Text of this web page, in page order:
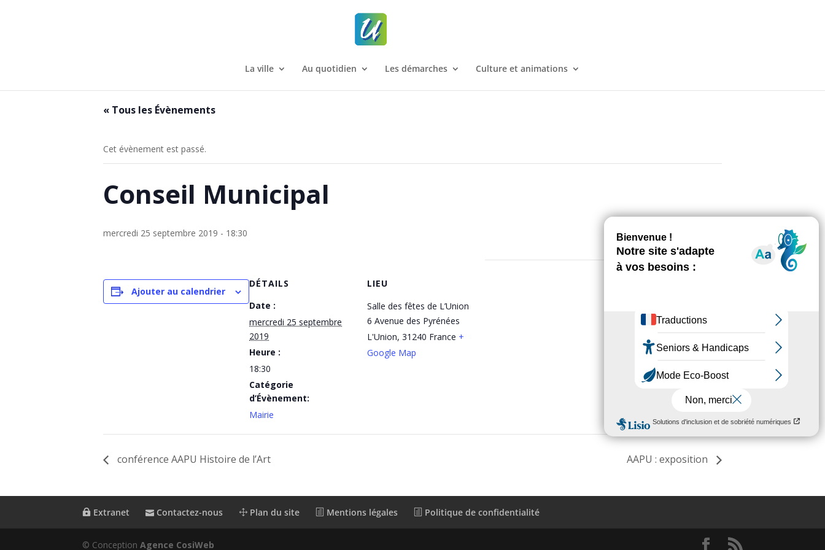
La ville Au quotidien Les démarches Culture et animations
« Tous les Évènements
Cet évènement est passé.
Conseil Municipal
mercredi 25 septembre 2019 - 18:30
Ajouter au calendrier
DÉTAILS
Date :
mercredi 25 septembre
2019
Heure :
18:30
Catégorie
d’Évènement:
Mairie
LIEU
Salle des fêtes de L’Union
6 Avenue des Pyrénées
L'Union, 31240 France +
Google Map
conférence AAPU Histoire de l’Art AAPU : exposition
Extranet Contactez-nous Plan du site Mentions légales Politique de confidentialité
© ConceptionAgence CosiWeb